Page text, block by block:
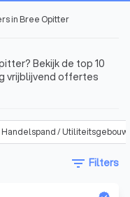
in Bree Opitter
Bekijk de top 10
vrijblijvend offertes
Handelspand / Utiliteitsgebouw
filter_list Filters